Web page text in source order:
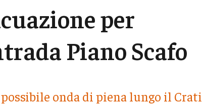
per
Piano Scafo
onda di piena lungo il Crati